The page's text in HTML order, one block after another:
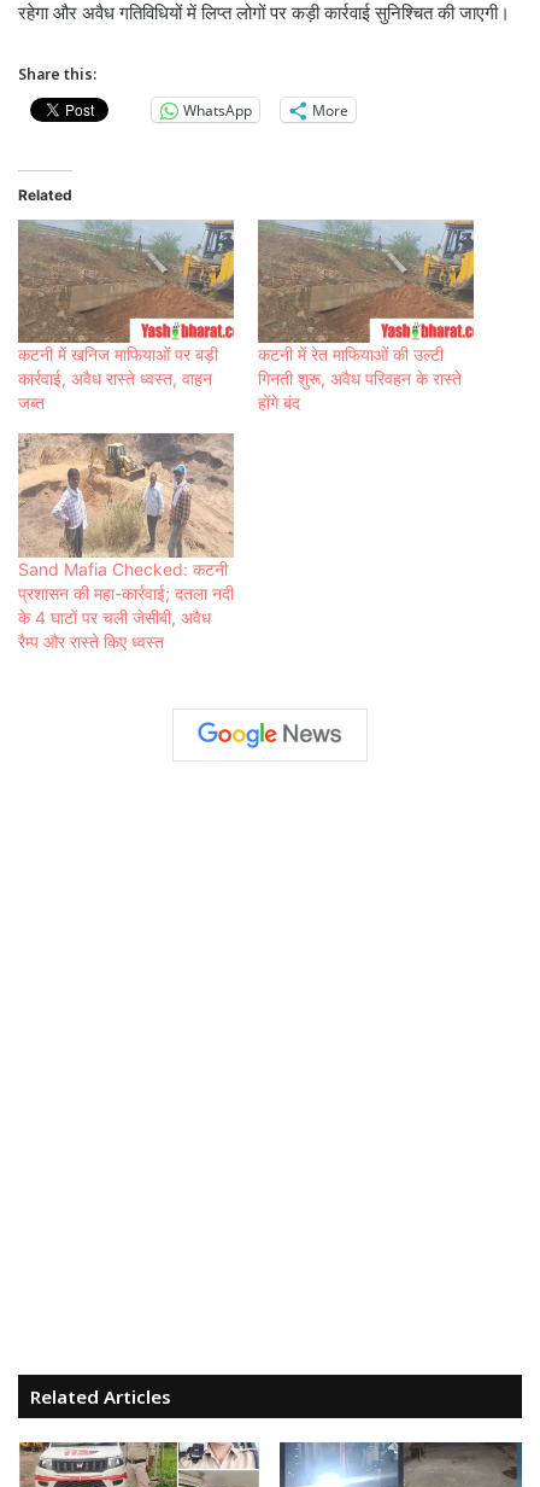
रहेगा और अवैध गतिविधियों में लिप्त लोगों पर कड़ी कार्रवाई सुनिश्चित की जाएगी।
Share this:
WhatsApp
More
Related
कटनी में खनिज माफियाओं पर बड़ी
कार्रवाई, अवैध रास्ते ध्वस्त, वाहन
जब्त
कटनी में रेत माफियाओं की उल्टी
गिनती शुरू, अवैध परिवहन के रास्ते
होंगे बंद
Sand Mafia Checked: कटनी
प्रशासन की महा-कार्रवाई; दतला नदी
के 4 घाटों पर चली जेसीबी, अवैध
रैम्प और रास्ते किए ध्वस्त
Related Articles